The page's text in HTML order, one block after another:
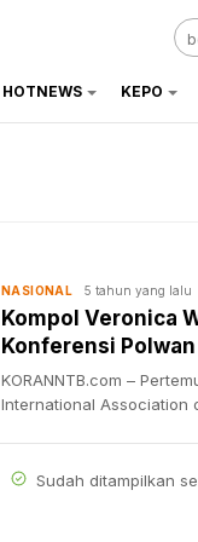
HOTNEWS KEPO
NASIONAL 5 tahun yang lalu
Kompol Veronica
Konferensi
KORANNTB.com –
International Association
Sudah ditampilkan